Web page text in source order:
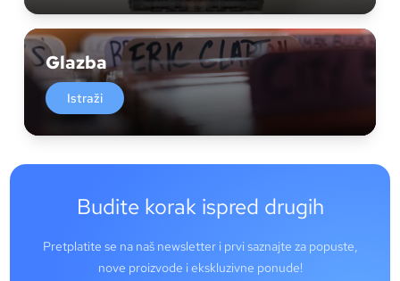
Glazba
Istraži
Budite korak ispred drugih
Pretplatite se na naš newsletter i prvi saznajte za popuste,
nove proizvode i ekskluzivne ponude!